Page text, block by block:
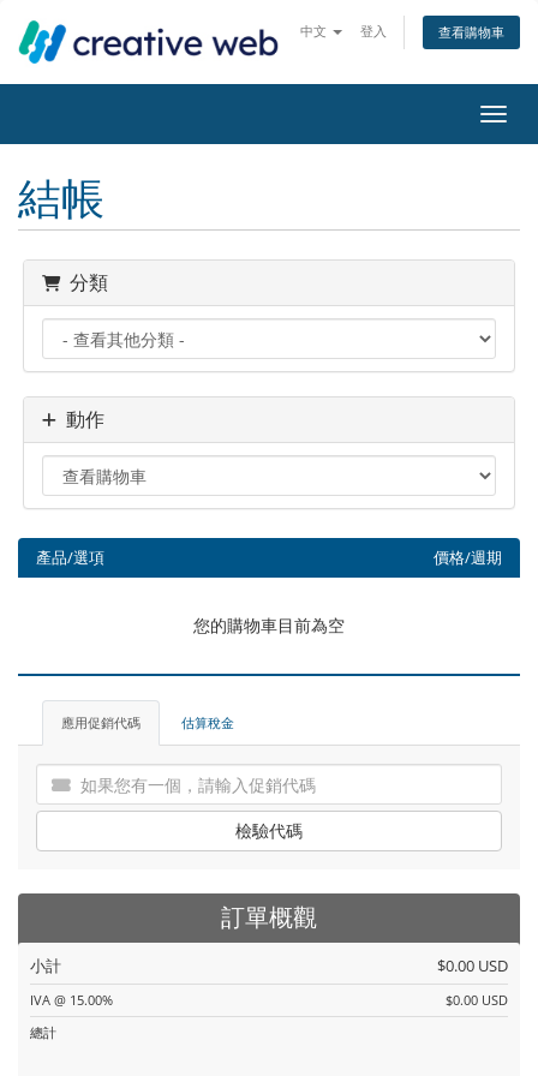
中文 登入 查看購物車
切換
結帳
分類
動作
產品/選項 價格/週期
您的購物車目前為空
應用促銷代碼 估算稅金
檢驗代碼
訂單概觀
小計 $0.00 USD
IVA @ 15.00%
$0.00 USD
總計